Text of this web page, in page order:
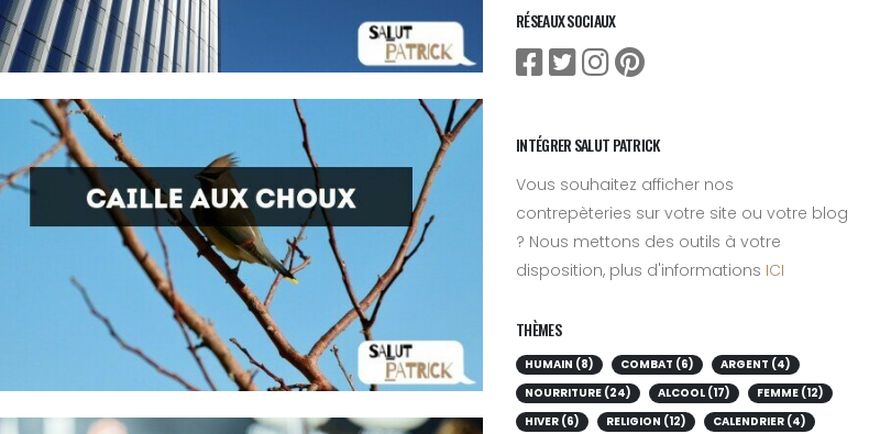
RÉSEAUX SOCIAUX
INTÉGRER SALUT PATRICK
Vous souhaitez afficher nos
contrepèteries sur votre site ou votre blog
? Nous mettons des outils à votre
disposition, plus d'informations ICI
THÈMES
HUMAIN (8) COMBAT (6)
ARGENT (4)
NOURRITURE (24)
ALCOOL (17)
FEMME (12)
HIVER (6)
RELIGION (12)
CALENDRIER (4)